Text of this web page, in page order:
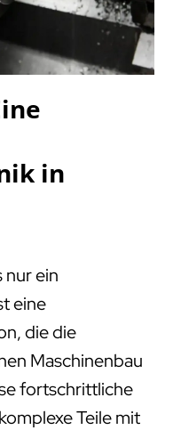
in
nur ein
eine
die die
Maschinenbau
fortschrittliche
Teile mit